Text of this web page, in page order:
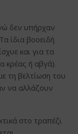
δεν υπήρχαν
ίδια βοοειδή
και για τα
κρέας ή αβγά).
τη βελτίωση του
να αλλάζουν
στο τραπέζι